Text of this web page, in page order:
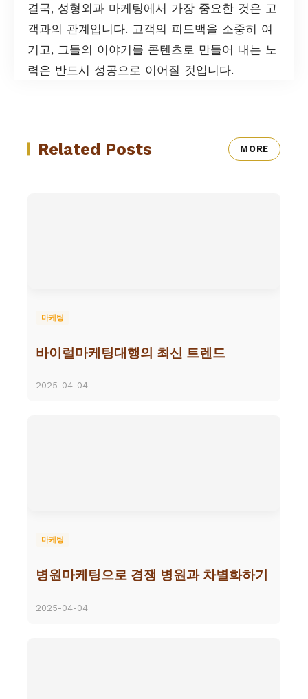
결국, 성형외과 마케팅에서 가장 중요한 것은 고
객과의 관계입니다. 고객의 피드백을 소중히 여
기고, 그들의 이야기를 콘텐츠로 만들어 내는 노
력은 반드시 성공으로 이어질 것입니다.
Related Posts MORE
마케팅
바이럴마케팅대행의 최신 트렌드
2025-04-04
마케팅
병원마케팅으로 경쟁 병원과 차별화하기
2025-04-04